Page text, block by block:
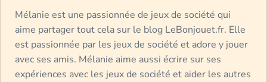
Mélanie est une passionnée de jeux de société qui
aime partager tout cela sur le blog LeBonjouet.fr. Elle
est passionnée par les jeux de société et adore y jouer
avec ses amis. Mélanie aime aussi écrire sur ses
expériences avec les jeux de société et aider les autres